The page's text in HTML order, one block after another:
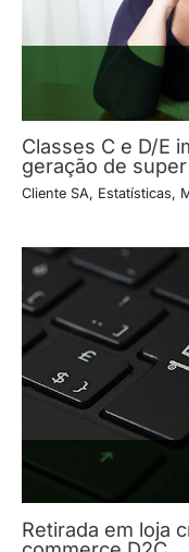
Classes C e D/E
geração de
Cliente SA, Estatísticas,
Retirada em loja